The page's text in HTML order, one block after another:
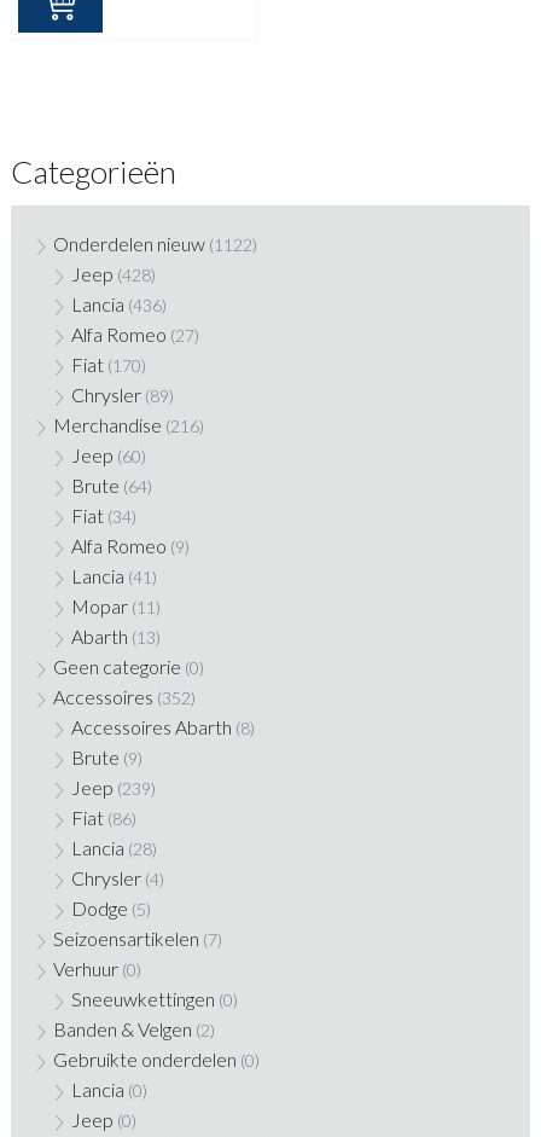
Categorieën
Onderdelen nieuw (1122)
Jeep (428)
Lancia (436)
Alfa Romeo (27)
Fiat (170)
Chrysler (89)
Merchandise (216)
Jeep (60)
Brute (64)
Fiat (34)
Alfa Romeo (9)
Lancia (41)
Mopar (11)
Abarth (13)
Geen categorie (0)
Accessoires (352)
Accessoires Abarth (8)
Brute (9)
Jeep (239)
Fiat (86)
Lancia (28)
Chrysler (4)
Dodge (5)
Seizoensartikelen (7)
Verhuur (0)
Sneeuwkettingen (0)
Banden & Velgen (2)
Gebruikte onderdelen (0)
Lancia (0)
Jeep (0)